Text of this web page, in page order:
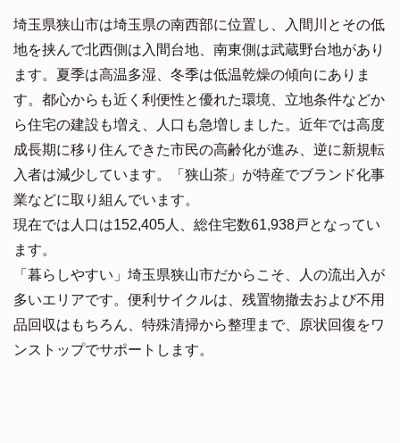
埼玉県狭山市は埼玉県の南西部に位置し、入間川とその低
地を挟んで北西側は入間台地、南東側は武蔵野台地があり
ます。夏季は高温多湿、冬季は低温乾燥の傾向にありま
す。都心からも近く利便性と優れた環境、立地条件などか
ら住宅の建設も増え、人口も急増しました。近年では高度
成長期に移り住んできた市民の高齢化が進み、逆に新規転
入者は減少しています。「狭山茶」が特産でブランド化事
業などに取り組んでいます。
現在では人口は152,405人、総住宅数61,938戸となってい
ます。
「暮らしやすい」埼玉県狭山市だからこそ、人の流出入が
多いエリアです。便利サイクルは、残置物撤去および不用
品回収はもちろん、特殊清掃から整理まで、原状回復をワ
ンストップでサポートします。